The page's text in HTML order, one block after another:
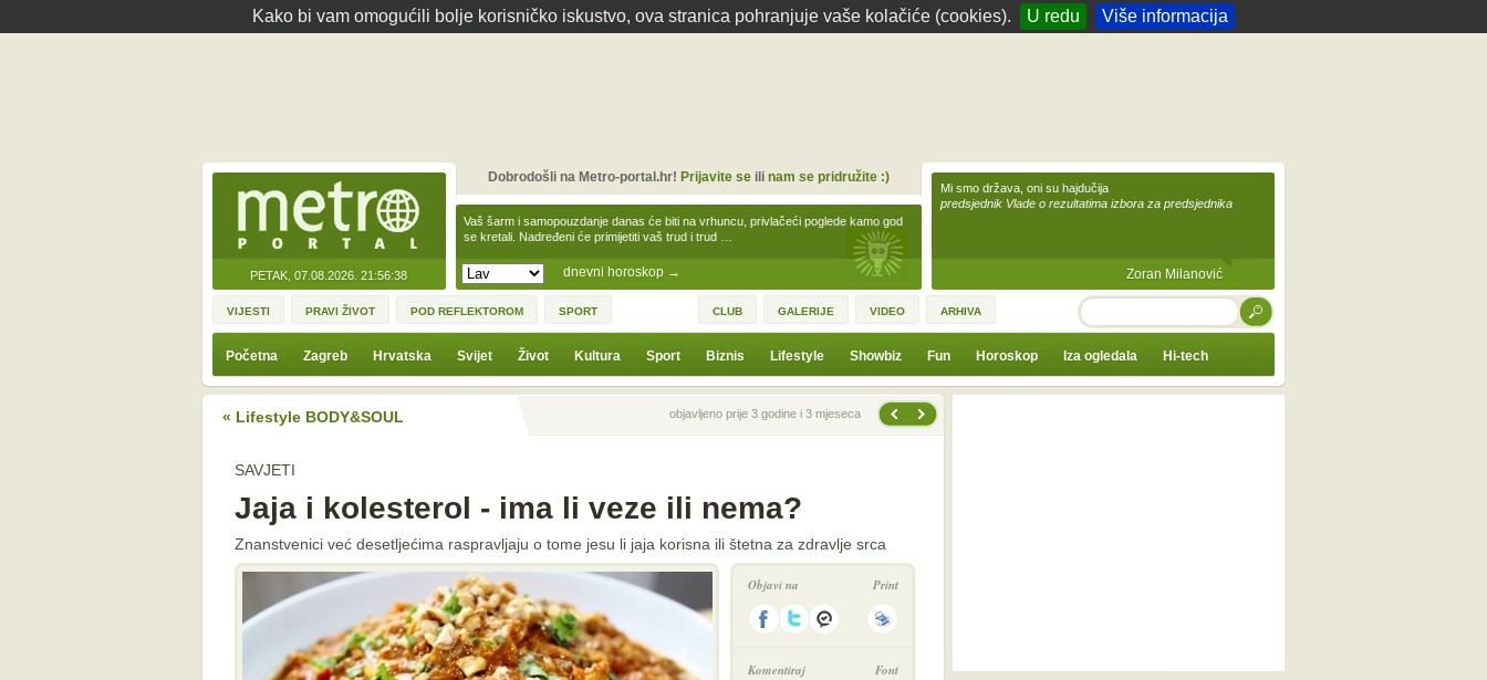
Kako bi vam omogućili bolje korisničko iskustvo, ova stranica pohranjuje vaše kolačiće (cookies). U redu Više informacija
PETAK, 07.08.2026. 21:56:38 dnevni horoskop →
Vaš šarm i samopouzdanje danas će biti na vrhuncu, privlačeći poglede kamo god
se kretali. Nadređeni će primijetiti vaš trud i trud …
Dobrodošli na Metro-portal.hr! Prijavite seili nam se pridružite :)
Mi smo država, oni su hajdučija
predsjednik Vlade o rezultatima izbora za predsjednika
Zoran Milanović
VIJESTI PRAVI ŽIVOT POD REFLEKTOROM SPORT CLUB GALERIJE VIDEO ARHIVA TRAŽI
Početna Zagreb Hrvatska Svijet Život Kultura Sport Biznis Lifestyle Showbiz Fun Horoskop Iza ogledala Hi-tech
« Lifestyle BODY&SOUL Prethodna vijestobjavljeno prije 3 godine i 3 mjeseca
SAVJETI
Jaja i kolesterol - ima li veze ili nema?
Znanstvenici već desetljećima raspravljaju o tome jesu li jaja korisna ili štetna za zdravlje srca
Objavi na Print
Komentiraj Font